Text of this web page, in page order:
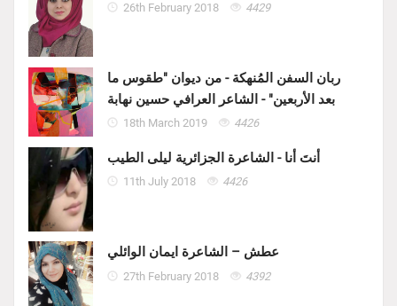
26th February 2018 4429
ربان السفن المُنهكة - من ديوان "طقوس ما
بعد الأربعين" - الشاعر العرافي حسين نهابة
18th March 2019 4426
أنتَ أنا - الشاعرة الجزائرية ليلى الطيب
11th July 2018 4426
عطش – الشاعرة ايمان الوائلي
27th February 2018 4392